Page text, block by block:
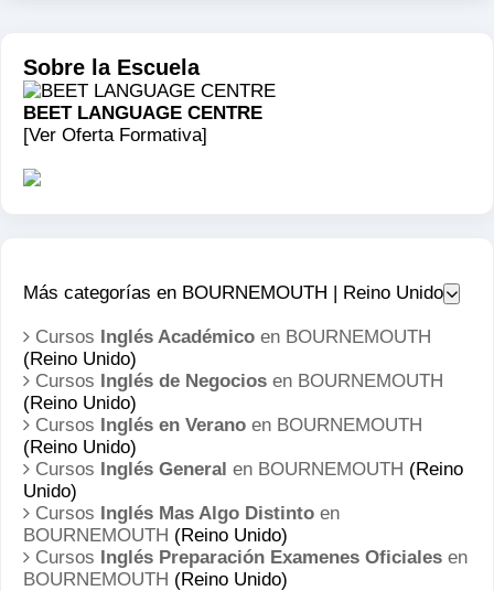
Sobre la Escuela
BEET LANGUAGE CENTRE
[Ver Oferta Formativa]
Más categorías en BOURNEMOUTH | Reino Unido
Cursos Inglés Académico en BOURNEMOUTH
(Reino Unido)
Cursos Inglés de Negocios en BOURNEMOUTH
(Reino Unido)
Cursos Inglés en Verano en BOURNEMOUTH
(Reino Unido)
Cursos Inglés General en BOURNEMOUTH (Reino
Unido)
Cursos Inglés Mas Algo Distinto en
BOURNEMOUTH (Reino Unido)
Cursos Inglés Preparación Examenes Oficiales en
BOURNEMOUTH (Reino Unido)